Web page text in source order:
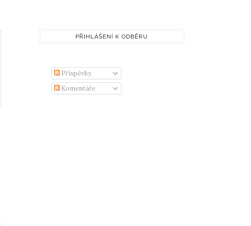
PŘIHLÁŠENÍ K ODBĚRU
Příspěvky
Komentáře